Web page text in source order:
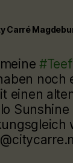
Carré
noch
einen